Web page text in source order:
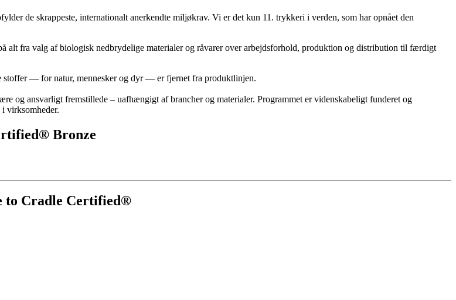
de skrappeste, internationalt anerkendte miljøkrav. Vi er det kun 11. trykkeri i verden, som har opnået den
alt fra valg af biologisk nedbrydelige materialer og råvarer over arbejdsforhold, produktion og distribution til færdigt
stoffer — for natur, mennesker og dyr — er fjernet fra produktlinjen.
og ansvarligt fremstillede – uafhængigt af brancher og materialer. Programmet er videnskabeligt funderet og
virksomheder.
Bronze
to Cradle Certified®